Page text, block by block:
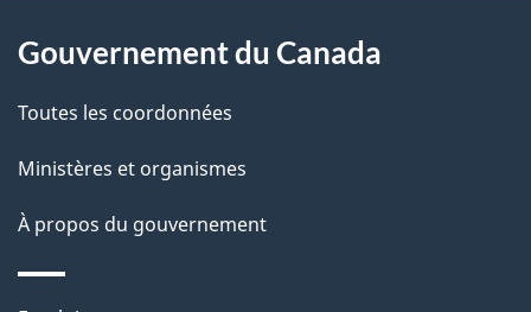
i
l
s
d
e
propos
de
ce
site
Gouvernement du Canada
Toutes les coordonnées
Ministères et organismes
À propos du gouvernement